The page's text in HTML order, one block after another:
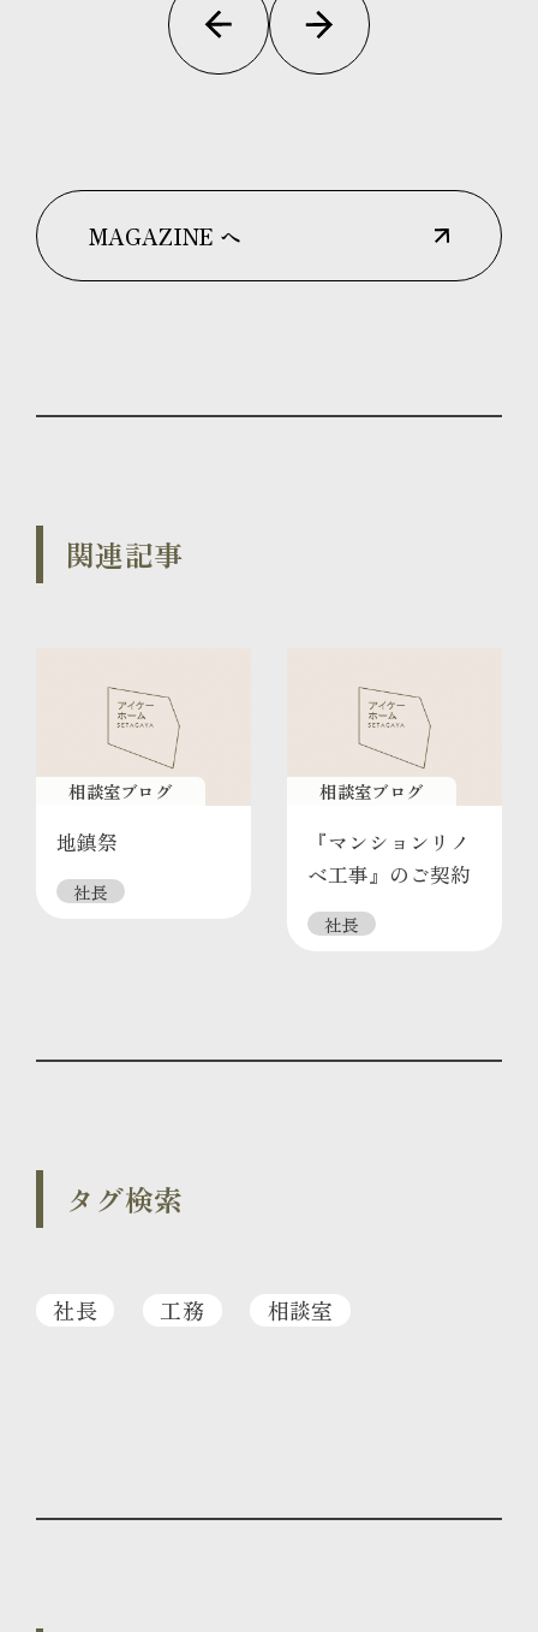
MAGAZINE へ
関連記事
相談室ブログ
地鎮祭
社長
相談室ブログ
『マンションリノ
ベ工事』のご契約
社長
タグ検索
社長 工務 相談室